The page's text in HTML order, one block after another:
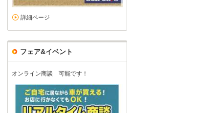
詳細ページ
フェア&イベント
オンライン商談 可能です！